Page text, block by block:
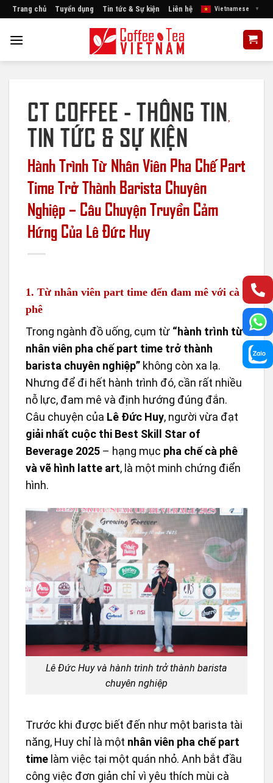
Skip
content
Trang chủ Tuyển dụng Tin tức & Sự kiện Liên hệ Vietnamese ▼
CT COFFEE - THÔNG TIN,
TIN TỨC & SỰ KIỆN
Hành Trình Từ Nhân Viên Pha Chế Part
Time Trở Thành Barista Chuyên
Nghiệp – Câu Chuyện Truyền Cảm
Hứng Của Lê Đức Huy
1. Từ nhân viên part time đến đam mê với cà
phê
Trong ngành đồ uống, cụm từ “hành trình từ
nhân viên pha chế part time trở thành
barista chuyên nghiệp” không còn xa lạ.
Nhưng để đi hết hành trình đó, cần rất nhiều
nỗ lực, đam mê và định hướng đúng đắn.
Câu chuyện của Lê Đức Huy, người vừa đạt
giải nhất cuộc thi Best Skill Star of
Beverage 2025 – hạng mục pha chế cà phê
và vẽ hình latte art, là một minh chứng điển
hình.
Lê Đức Huy và hành trình trở thành barista
chuyên nghiệp
Trước khi được biết đến như một barista tài
năng, Huy chỉ là một nhân viên pha chế part
time làm việc tại một quán nhỏ. Anh bắt đầu
công việc đơn giản chỉ vì yêu thích mùi cà